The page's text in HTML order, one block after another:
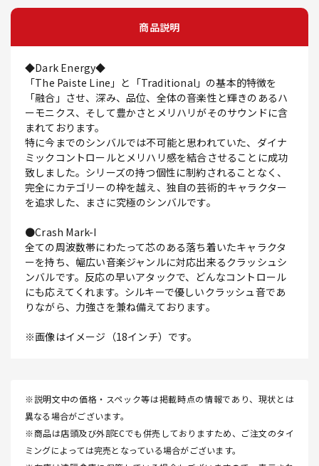
商品説明
◆Dark Energy◆
「The Paiste Line」と「Traditional」の基本的特徴を
「融合」させ、深み、品位、全体の音楽性と輝きのあるハ
ーモニクス、そして豊かさとメリハリがそのサウンドに含
まれております。
特に今までのシンバルでは不可能と思われていた、ダイナ
ミックコントロールとメリハリ感を結合させることに成功
致しました。シリーズの持つ個性に制約されることなく、
完全にカテゴリーの枠を越え、独自の芸術的キャラクター
を追求した、まさに究極のシンバルです。
●Crash Mark-I
全ての周波数帯にわたって芯のある落ち着いたキャラクタ
ーを持ち、幅広い音楽ジャンルに対応出来るクラッシュシ
ンバルです。反応の早いアタックで、どんなコントロール
にも応えてくれます。シルキーで優しいクラッシュ音であ
りながら、力強さを兼ね備えております。
※画像はイメージ（18インチ）です。
※説明文中の価格・スペック等は掲載時点の情報であり、現状とは
異なる場合がございます。
※商品は店頭及び外部ECでも併売しておりますため、ご注文のタイ
ミングによっては完売となっている場合がございます。